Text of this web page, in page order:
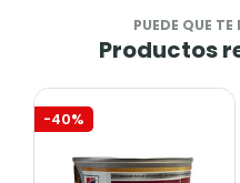
PUEDE QUE TE
Productos
-40%